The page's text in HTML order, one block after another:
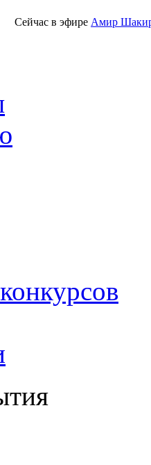
Сейчас в эфире Амир